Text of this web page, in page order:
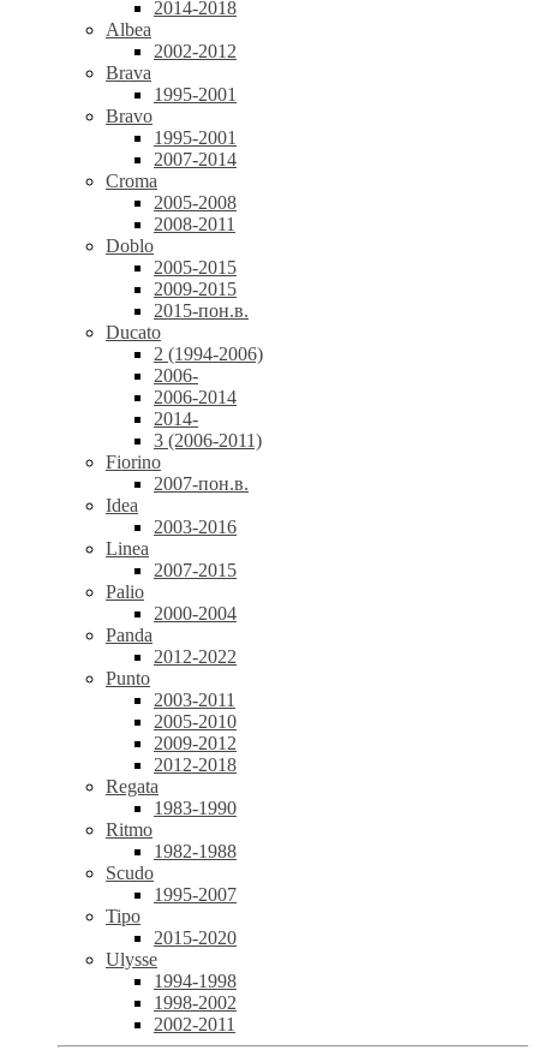
2014-2018
Albea
2002-2012
Brava
1995-2001
Bravo
1995-2001
2007-2014
Croma
2005-2008
2008-2011
Doblo
2005-2015
2009-2015
2015-пон.в.
Ducato
2 (1994-2006)
2006-
2006-2014
2014-
3 (2006-2011)
Fiorino
2007-пон.в.
Idea
2003-2016
Linea
2007-2015
Palio
2000-2004
Panda
2012-2022
Punto
2003-2011
2005-2010
2009-2012
2012-2018
Regata
1983-1990
Ritmo
1982-1988
Scudo
1995-2007
Tipo
2015-2020
Ulysse
1994-1998
1998-2002
2002-2011